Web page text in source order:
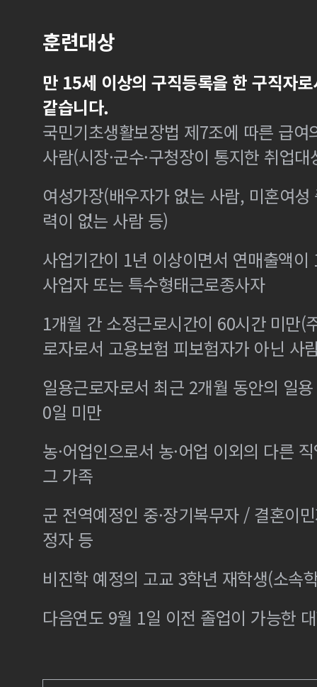
훈련대상
만 15세 이상의 구직등록을 한 구직자
같습니다.
국민기초생활보장법 제7조에 따른 급
사람(시장·군수·구청장이 통지한 취업
여성가장(배우자가 없는 사람, 미혼여
력이 없는 사람 등)
사업기간이 1년 이상이면서 연매출액
사업자 또는 특수형태근로종사자
1개월 간 소정근로시간이 60시간 미만(
로자로서 고용보험 피보험자가 아닌 사
일용근로자로서 최근 2개월 동안의 일
0일 미만
농·어업인으로서 농·어업 이외의 다른
그 가족
군 전역예정인 중·장기복무자 / 결혼이
정자 등
비진학 예정의 고교 3학년 재학생(소속
다음연도 9월 1일 이전 졸업이 가능한